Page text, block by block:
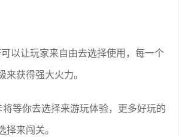
以让玩家来自由去选择使用，每一个
获得强大火力。
等你去选择来游玩体验，更多好玩的
来闯关。